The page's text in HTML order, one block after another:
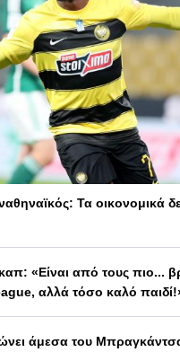
Τα οικονομικά
«Είναι από τους πιο...
αλλά τόσο καλό
άμεσα του